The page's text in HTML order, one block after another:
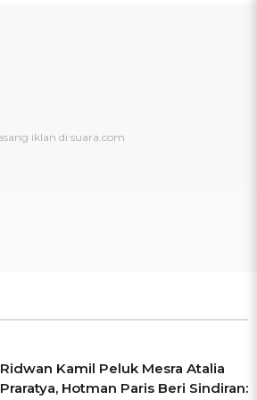
Ridwan Kamil Peluk Mesra Atalia
Praratya, Hotman Paris Beri Sindiran: